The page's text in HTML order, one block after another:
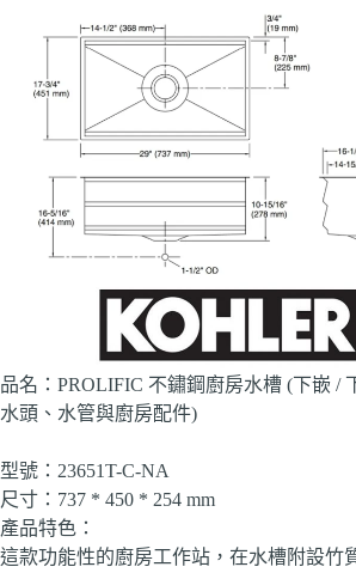
品名：PROLIFIC 不鏽鋼廚房水槽 (下嵌 /
水頭、水管與廚房配件)
型號：23651T-C-NA
尺寸：737 * 450 * 254 mm
產品特色：
這款功能性的廚房工作站，在水槽附設竹